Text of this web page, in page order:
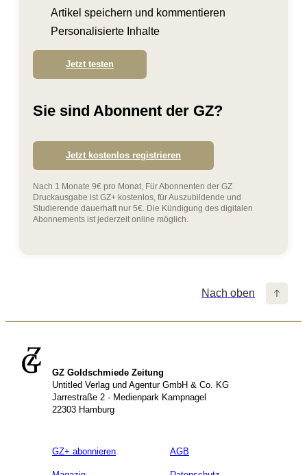
Artikel speichern und kommentieren
Personalisierte Inhalte
Jetzt testen
Sie sind Abonnent der GZ?
Jetzt kostenlos registrieren
Nach 1 Monate 9€ pro Monat, Für Abonnenten der GZ
Druckausgabe ist GZ+ kostenlos, für Auszubildende und
Studierende dauerhaft nur 5€. Die Kündigung des digitalen
Abonnements ist jederzeit online möglich.
Nach oben
GZ Goldschmiede Zeitung
Untitled Verlag und Agentur GmbH & Co. KG
Jarrestraße 2 · Medienpark Kampnagel
22303 Hamburg
GZ+ abonnieren AGB